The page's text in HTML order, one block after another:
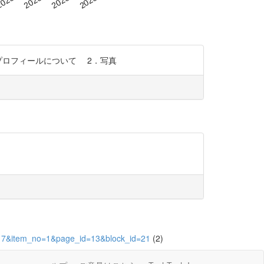
ロフィールについて 2．写真
(2)